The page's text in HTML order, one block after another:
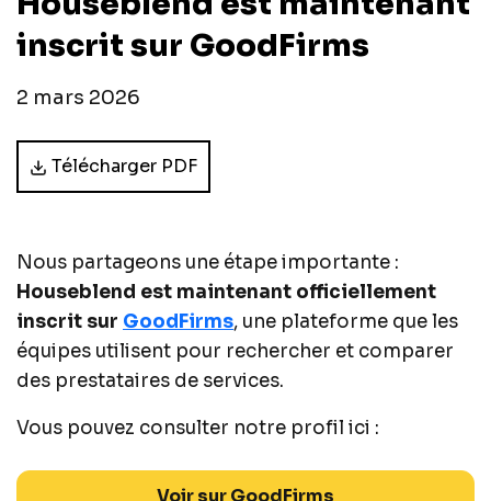
inscrit sur GoodFirms
2 mars 2026
Télécharger PDF
Nous partageons une étape importante :
Houseblend est maintenant officiellement
inscrit sur GoodFirms, une plateforme que les
équipes utilisent pour rechercher et comparer
des prestataires de services.
Vous pouvez consulter notre profil ici :